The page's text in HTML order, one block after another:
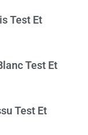
Test Et
Test Et
Test Et